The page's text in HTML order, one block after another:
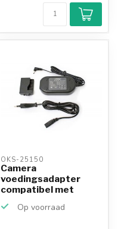
OKS-25150
Camera
voedingsadapter
compatibel met
DR-...Op voorraad